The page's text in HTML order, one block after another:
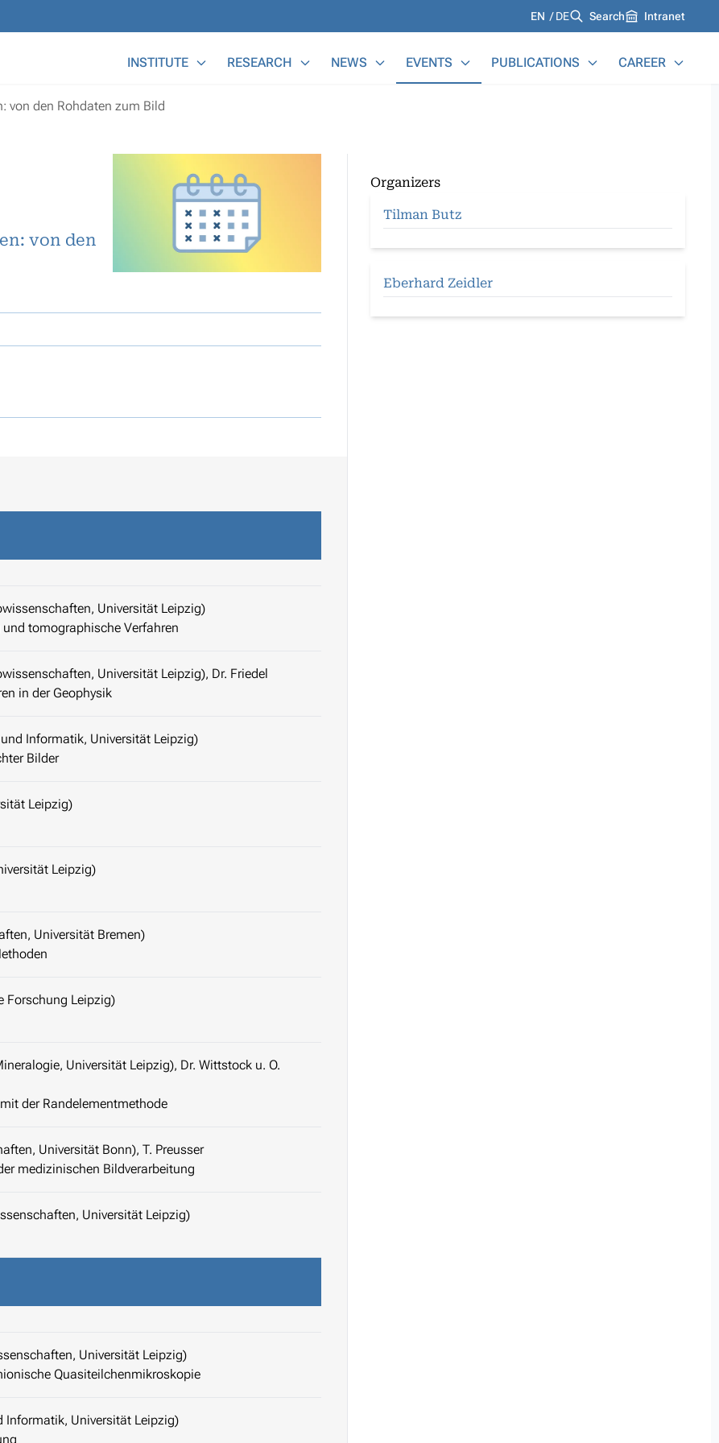
Languages
EN DE Search Intranet
INSTITUTE RESEARCH NEWS EVENTS PUBLICATIONS CAREER
von den Rohdaten zum Bild
von den
Universität Leipzig)
tomographische Verfahren
Universität Leipzig), Dr. Friedel
in der Geophysik
Informatik, Universität Leipzig)
Bilder
Leipzig)
Leipzig)
Universität Bremen)
Forschung Leipzig)
Universität Leipzig), Dr. Wittstock u. O.
der Randelementmethode
Universität Bonn), T. Preusser
medizinischen Bildverarbeitung
Universität Leipzig)
Universität Leipzig)
Quasiteilchenmikroskopie
Informatik, Universität Leipzig)
Organizers
Tilman Butz
Eberhard Zeidler